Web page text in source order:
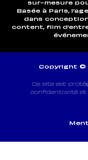
sur-mesure
Basée à Paris,
dans
content, film
Copyright ©
Ce site est
confidentialité et